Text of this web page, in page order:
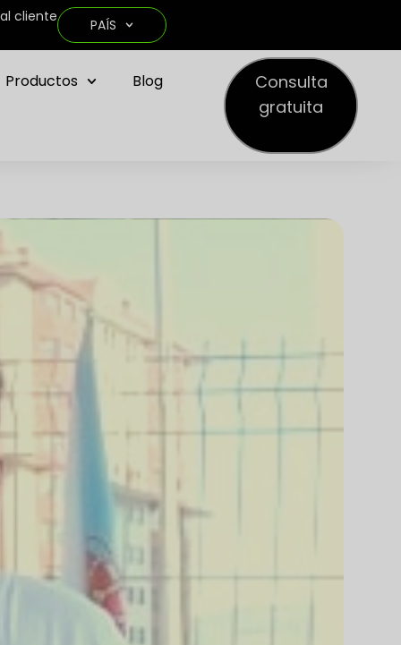
cliente PAÍS
Productos Blog
Consulta
gratuita